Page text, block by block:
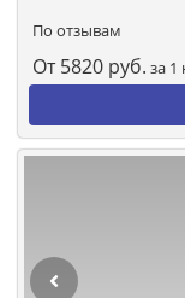
По отзывам
От 5820 руб. за 1